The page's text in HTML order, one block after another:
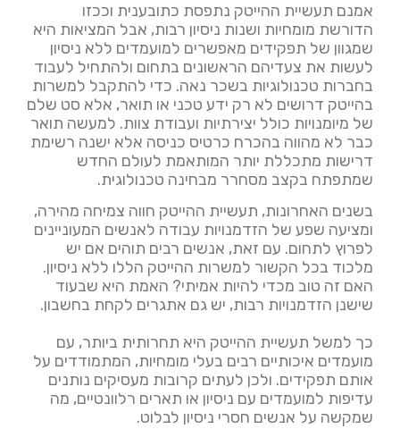
אמנם תעשיית ההייטק נתפסת כתובענית וככזו
הדורשת מומחיות ושנות ניסיון רבות, אבל המציאות היא
שמגוון של תפקידים מאפשרים למועמדים ללא ניסיון
לעשות את צעדיהם הראשונים בתחום ולהתחיל לעבוד
בחברות טכנולוגיות בשכר נאה. כדי להתקבל למשרות
בהייטק דרושים לא רק ידע טכני או תואר, אלא סט שלם
של מיומנויות כולל יצירתיות ועבודת צוות. למעשה תואר
כבר לא מהווה בהכרח כרטיס כניסה אלא ישנה רשימת
דרישות מתכללת יותר המותאמת לעולם החדש
שמתפתח בקצב מסחרר מבחינה טכנולוגית.
בשנים האחרונות, תעשיית ההייטק חווה צמיחה מהירה,
ומציעה שפע של הזדמנויות עבודה לאנשים המעוניינים
לפרוץ לתחום. עם זאת, אנשים רבים תוהים אם יש
מלכוד בכל הקשור למשרות ההייטק הללו ללא ניסיון.
האם זה טוב מכדי להיות אמיתי? האמת היא שבעוד
שישנן הזדמנויות רבות, יש גם אתגרים לקחת בחשבון.
כך למשל תעשיית ההייטק היא תחרותית ביותר, עם
מועמדים איכותיים רבים בעלי מומחיות, המתמודדים על
אותם תפקידים. ולכן לעתים קרובות מעסיקים נותנים
עדיפות למועמדים עם ניסיון או תארים רלוונטיים, מה
שמקשה על אנשים חסרי ניסיון לבלוט.